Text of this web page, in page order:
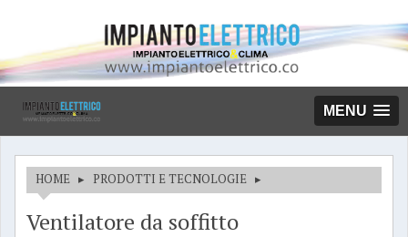
MENU
HOME ▸ PRODOTTI E TECNOLOGIE ▸
Ventilatore da soffitto